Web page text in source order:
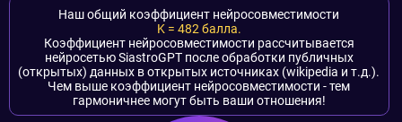
Наш общий коэффициент нейросовместимости
K = 482 баллa.
Коэффициент нейросовместимости рассчитывается
нейросетью SiastroGPT после обработки публичных
(открытых) данных в открытых источниках (wikipedia и т.д.).
Чем выше коэффициент нейросовместимости - тем
гармоничнее могут быть ваши отношения!